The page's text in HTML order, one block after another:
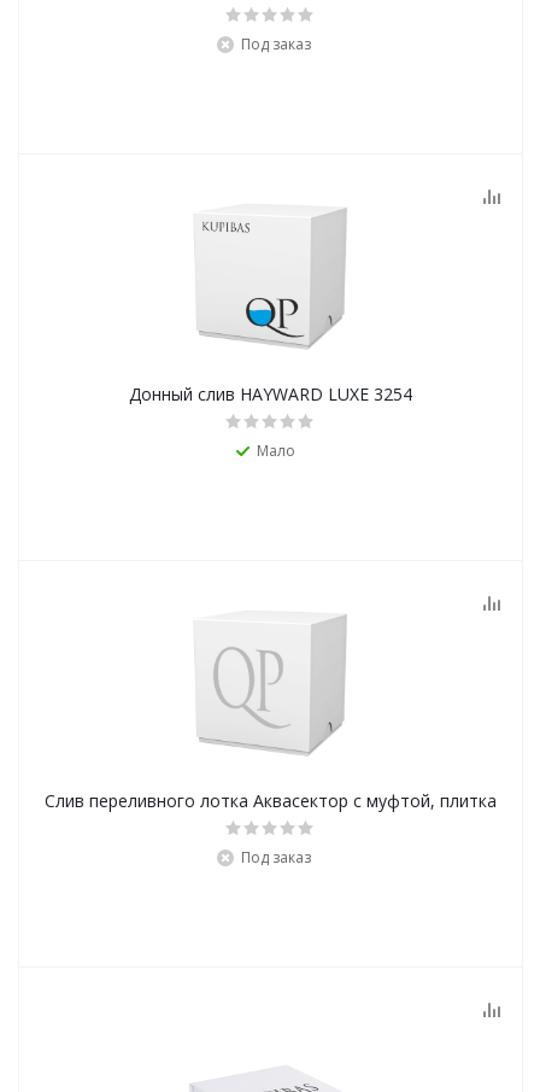
Под заказ
Донный слив HAYWARD LUXE 3254
Мало
Слив переливного лотка Аквасектор с муфтой, плитка
Под заказ